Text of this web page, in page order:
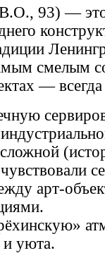
93) —
смелым
— всегда
арт-
и уюта.